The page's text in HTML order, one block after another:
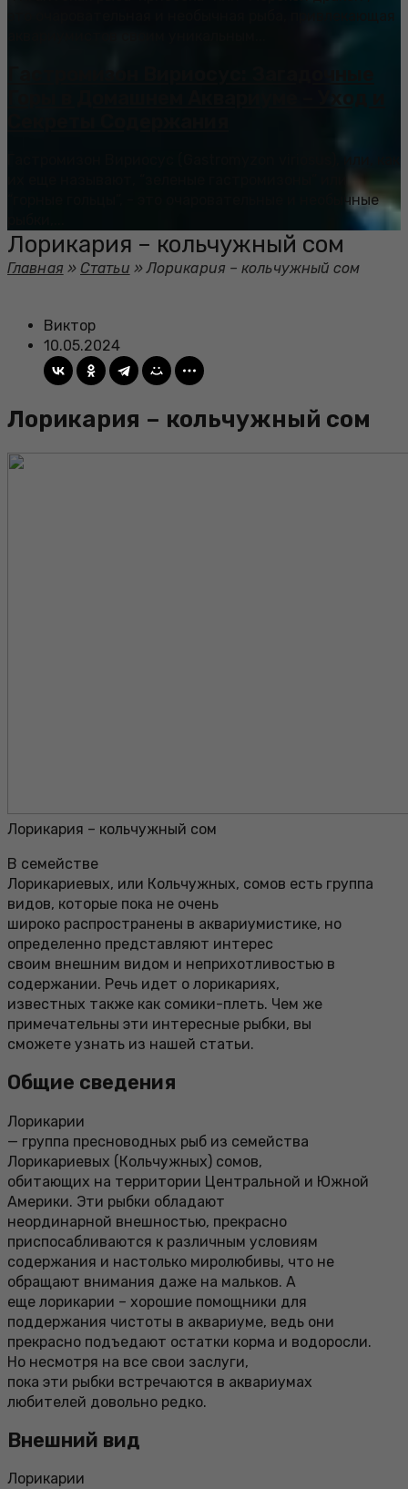
“горные гольцы”, - это очаровательные и необычные
Лорикария – кольчужный сом
Главная » Статьи »Лорикария – кольчужный сом
Виктор
10.05.2024
Лорикария – кольчужный сом
Лорикария – кольчужный сом
В семействе
Лорикариевых, или Кольчужных, сомов есть группа
видов, которые пока не очень
широко распространены в аквариумистике, но
определенно представляют интерес
своим внешним видом и неприхотливостью в
содержании. Речь идет о лорикариях,
известных также как сомики-плеть. Чем же
примечательны эти интересные рыбки, вы
сможете узнать из нашей статьи.
Общие сведения
Лорикарии
— группа пресноводных рыб из семейства
Лорикариевых (Кольчужных) сомов,
обитающих на территории Центральной и Южной
Америки. Эти рыбки обладают
неординарной внешностью, прекрасно
приспосабливаются к различным условиям
содержания и настолько миролюбивы, что не
обращают внимания даже на мальков. А
еще лорикарии – хорошие помощники для
поддержания чистоты в аквариуме, ведь они
прекрасно подъедают остатки корма и водоросли.
Но несмотря на все свои заслуги,
пока эти рыбки встречаются в аквариумах
любителей довольно редко.
Внешний вид
Лорикарии